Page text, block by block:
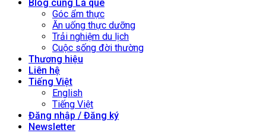
Blog cùng Lá quê
Góc ẩm thực
Ăn uống thực dưỡng
Trải nghiệm du lịch
Cuộc sống đời thường
Thương hiệu
Liên hệ
Tiếng Việt
English
Tiếng Việt
Đăng nhập / Đăng ký
Newsletter